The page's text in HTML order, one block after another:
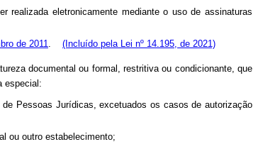
realizada eletronicamente mediante o uso de assinaturas
de 2011. (Incluído pela Lei nº 14.195, de 2021)
documental ou formal, restritiva ou condicionante, que
especial:
Pessoas Jurídicas, excetuados os casos de autorização
ou outro estabelecimento;